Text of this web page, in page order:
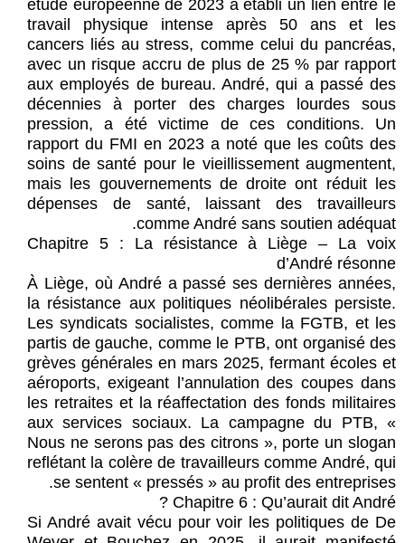
étude européenne de 2023 a établi un lien entre le
travail physique intense après 50 ans et les
cancers liés au stress, comme celui du pancréas,
avec un risque accru de plus de 25 % par rapport
aux employés de bureau. André, qui a passé des
décennies à porter des charges lourdes sous
pression, a été victime de ces conditions. Un
rapport du FMI en 2023 a noté que les coûts des
soins de santé pour le vieillissement augmentent,
mais les gouvernements de droite ont réduit les
dépenses de santé, laissant des travailleurs
comme André sans soutien adéquat.
Chapitre 5 : La résistance à Liège – La voix
d’André résonne
À Liège, où André a passé ses dernières années,
la résistance aux politiques néolibérales persiste.
Les syndicats socialistes, comme la FGTB, et les
partis de gauche, comme le PTB, ont organisé des
grèves générales en mars 2025, fermant écoles et
aéroports, exigeant l’annulation des coupes dans
les retraites et la réaffectation des fonds militaires
aux services sociaux. La campagne du PTB, «
Nous ne serons pas des citrons », porte un slogan
reflétant la colère de travailleurs comme André, qui
se sentent « pressés » au profit des entreprises.
Chapitre 6 : Qu’aurait dit André ?
Si André avait vécu pour voir les politiques de De